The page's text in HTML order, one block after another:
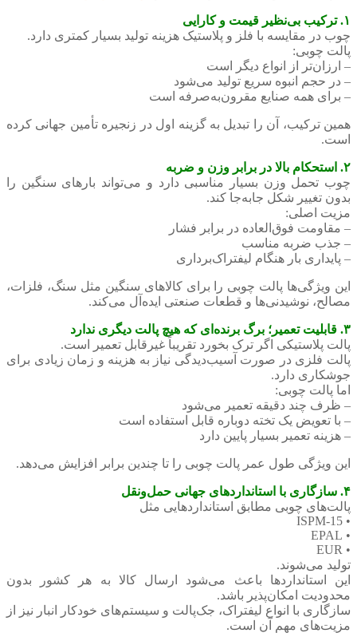
۱. ترکیب بی‌نظیر قیمت و کارایی
چوب در مقایسه با فلز و پلاستیک هزینه تولید بسیار کمتری دارد.
پالت چوبی:
– ارزان‌تر از انواع دیگر است
– در حجم انبوه سریع تولید می‌شود
– برای همه صنایع مقرون‌به‌صرفه است
همین ترکیب، آن را تبدیل به گزینه اول در زنجیره تأمین جهانی کرده
است.
۲. استحکام بالا در برابر وزن و ضربه
چوب تحمل وزن بسیار مناسبی دارد و می‌تواند بارهای سنگین را
بدون تغییر شکل جابه‌جا کند.
مزیت اصلی:
– مقاومت فوق‌العاده در برابر فشار
– جذب ضربه مناسب
– پایداری بار هنگام لیفتراک‌برداری
این ویژگی‌ها پالت چوبی را برای کالاهای سنگین مثل سنگ، فلزات،
مصالح، نوشیدنی‌ها و قطعات صنعتی ایده‌آل می‌کند.
۳. قابلیت تعمیر؛ برگ برنده‌ای که هیچ پالت دیگری ندارد
پالت پلاستیکی اگر ترک بخورد تقریباً غیرقابل تعمیر است.
پالت فلزی در صورت آسیب‌دیدگی نیاز به هزینه و زمان زیادی برای
جوشکاری دارد.
اما پالت چوبی:
– ظرف چند دقیقه تعمیر می‌شود
– با تعویض یک تخته دوباره قابل استفاده است
– هزینه تعمیر بسیار پایین دارد
این ویژگی طول عمر پالت چوبی را تا چندین برابر افزایش می‌دهد.
۴. سازگاری با استانداردهای جهانی حمل‌ونقل
پالت‌های چوبی مطابق استانداردهایی مثل
• ISPM-15
• EPAL
• EUR
تولید می‌شوند.
این استانداردها باعث می‌شود ارسال کالا به هر کشور بدون
محدودیت امکان‌پذیر باشد.
سازگاری با انواع لیفتراک، جک‌پالت و سیستم‌های خودکار انبار نیز از
مزیت‌های مهم آن است.